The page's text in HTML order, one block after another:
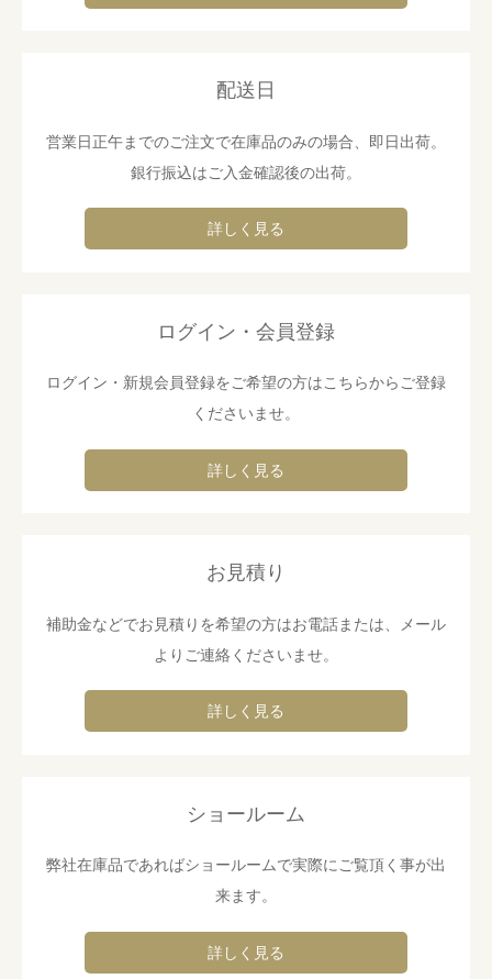
配送日
営業日正午までのご注文で在庫品のみの場合、即日出荷。
銀行振込はご入金確認後の出荷。
詳しく見る
ログイン・会員登録
ログイン・新規会員登録をご希望の方はこちらからご登録
くださいませ。
詳しく見る
お見積り
補助金などでお見積りを希望の方はお電話または、メール
よりご連絡くださいませ。
詳しく見る
ショールーム
弊社在庫品であればショールームで実際にご覧頂く事が出
来ます。
詳しく見る